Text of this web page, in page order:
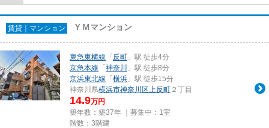
賃貸｜マンション ＹＭマンション
東急東横線 「 反町 」駅 徒歩4分
京急本線 「 神奈川
」駅 徒歩8分
京浜東北線 「 横浜 」駅 徒歩15分
神奈川県横浜市神奈川区上反町 ２丁目
14.9万円
築年数：築37年 ｜募集中： 1室
階数：3階建